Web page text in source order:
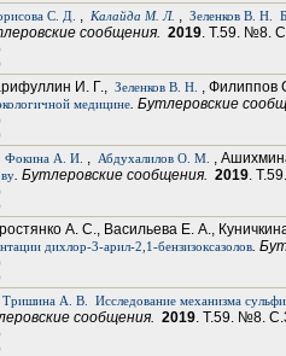
С. Д. , Калайда М. Л. , Зеленков В. Н.
сообщения. 2019. Т.59. №8.
И. Г., Зеленков В. Н. , Филиппов
медицине. Бутлеровские
Фокина А. И. , Абдухалилов О. М. ,
. Бутлеровские сообщения. 2019.
А. С., Васильева Е. А.,
дихлор-3-арил-2,1-бензизоксазолов.
Тришина А. В.
Исследование механизма
сообщения. 2019. Т.59. №8.